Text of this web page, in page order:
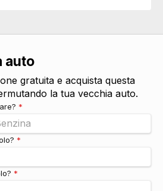
auto
gratuita e acquista questa
la tua vecchia auto.
*
*
*